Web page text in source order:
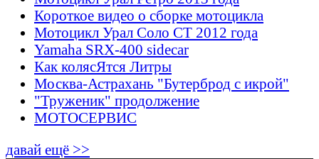
Короткое видео о сборке мотоцикла
Мотоцикл Урал Соло СТ 2012 года
Yamaha SRX-400 sidecar
Как колясЯтся Литры
Москва-Астрахань "Бутерброд с икрой"
"Труженик" продолжение
МОТОСЕРВИС
давай ещё >>